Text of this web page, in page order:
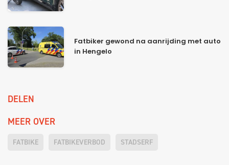
Fatbiker gewond na aanrijding met auto
in Hengelo
DELEN
MEER OVER
FATBIKE FATBIKEVERBOD STADSERF